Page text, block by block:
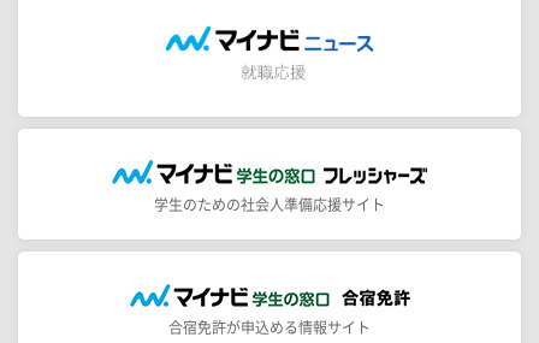
学生のための社会人準備応援サイト
合宿免許が申込める情報サイト